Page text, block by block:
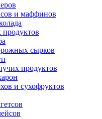
и маффинов
сырков
продуктов
и сухофруктов